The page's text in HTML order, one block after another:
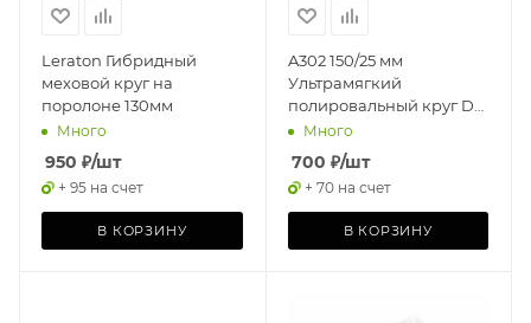
Leraton Гибридный
меховой круг на
поролоне 130мм
Много
950 ₽/шт
+ 95 на счет
В КОРЗИНУ
A302 150/25 мм
Ультрамягкий
полировальный круг DA
(зеленый)
Много
700 ₽/шт
+ 70 на счет
В КОРЗИНУ